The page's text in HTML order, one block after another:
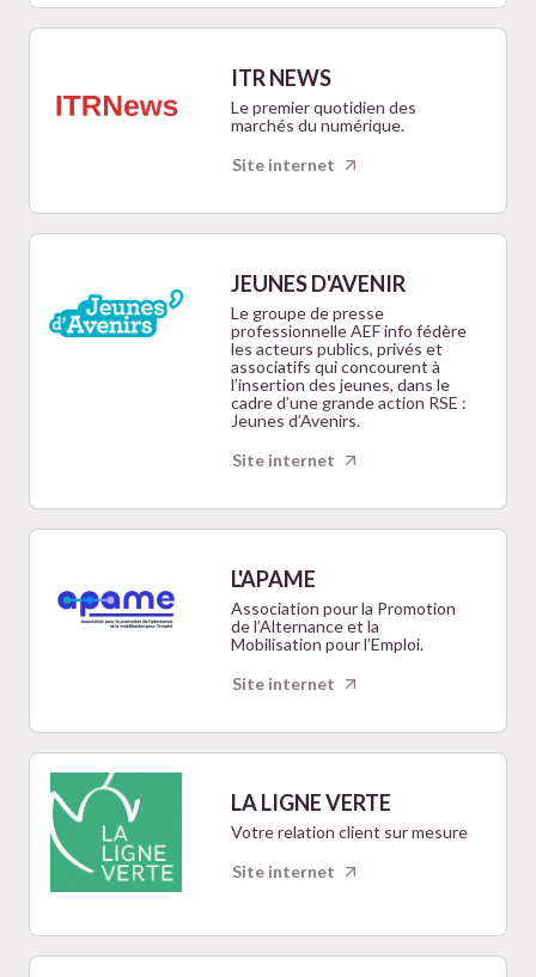
ITR NEWS
Le premier quotidien des
marchés du numérique.
Site internet
JEUNES D'AVENIR
Le groupe de presse
professionnelle AEF info fédère
les acteurs publics, privés et
associatifs qui concourent à
l’insertion des jeunes, dans le
cadre d’une grande action RSE :
Jeunes d’Avenirs.
Site internet
L'APAME
Association pour la Promotion
de l’Alternance et la
Mobilisation pour l’Emploi.
Site internet
LA LIGNE VERTE
Votre relation client sur mesure
Site internet